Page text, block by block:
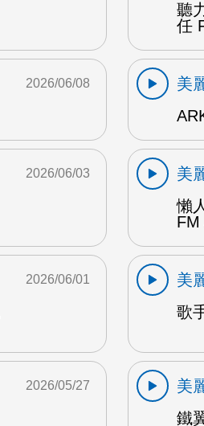
聽
任
2026/06/08
美
2026/06/03
美
懶
FM
2026/06/01
美
歌
2026/05/27
美
鐵